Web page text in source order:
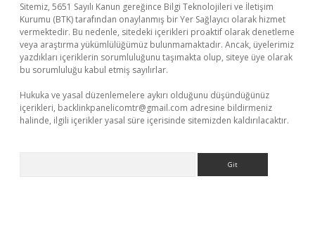
Sitemiz, 5651 Sayılı Kanun gereğince Bilgi Teknolojileri ve İletişim
Kurumu (BTK) tarafından onaylanmış bir Yer Sağlayıcı olarak hizmet
vermektedir. Bu nedenle, sitedeki içerikleri proaktif olarak denetleme
veya araştırma yükümlülüğümüz bulunmamaktadır. Ancak, üyelerimiz
yazdıkları içeriklerin sorumluluğunu taşımakta olup, siteye üye olarak
bu sorumluluğu kabul etmiş sayılırlar.
Hukuka ve yasal düzenlemelere aykırı olduğunu düşündüğünüz
içerikleri, backlinkpanelicomtr@gmail.com adresine bildirmeniz
halinde, ilgili içerikler yasal süre içerisinde sitemizden kaldırılacaktır.